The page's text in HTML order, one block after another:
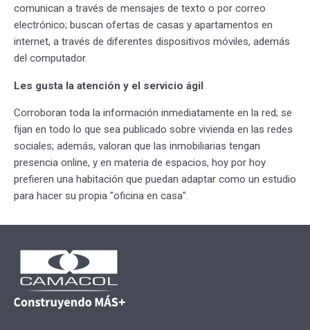
comunican a través de mensajes de texto o por correo
electrónico; buscan ofertas de casas y apartamentos en
internet, a través de diferentes dispositivos móviles, además
del computador.
Les gusta la atención y el servicio ágil
Corroboran toda la información inmediatamente en la red; se
fijan en todo lo que sea publicado sobre vivienda en las redes
sociales; además, valoran que las inmobiliarias tengan
presencia online, y en materia de espacios, hoy por hoy
prefieren una habitación que puedan adaptar como un estudio
para hacer su propia "oficina en casa".